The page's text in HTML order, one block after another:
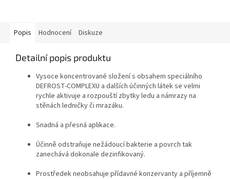
Popis Hodnocení Diskuze
Detailní popis produktu
Vysoce koncentrované složení s obsahem speciálního
DEFROST-COMPLEXU a dalších účinných látek se velmi
rychle aktivuje a rozpouští zbytky ledu a námrazy na
stěnách ledničky či mrazáku.
Snadná a přesná aplikace.
Účinně odstraňuje nežádoucí bakterie a povrch tak
zanechává dokonale dezinfikovaný.
Prostředek neobsahuje přídavné konzervanty a příjemně